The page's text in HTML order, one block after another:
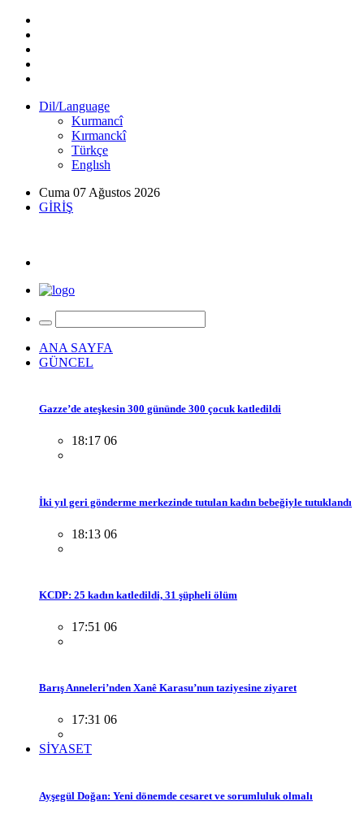
Dil/Language
Kurmancî
Kırmanckî
Türkçe
Englısh
Cuma 07 Ağustos 2026
GİRİŞ
ANA SAYFA
GÜNCEL
Gazze’de ateşkesin 300 gününde 300 çocuk katledildi
18:17 06
İki yıl geri gönderme merkezinde tutulan kadın bebeğiyle tutuklandı
18:13 06
KCDP: 25 kadın katledildi, 31 şüpheli ölüm
17:51 06
Barış Anneleri’nden Xanê Karasu’nun taziyesine ziyaret
17:31 06
SİYASET
Ayşegül Doğan: Yeni dönemde cesaret ve sorumluluk olmalı